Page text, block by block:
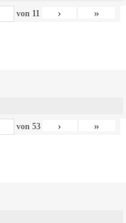
von 11 › »
von 53 › »